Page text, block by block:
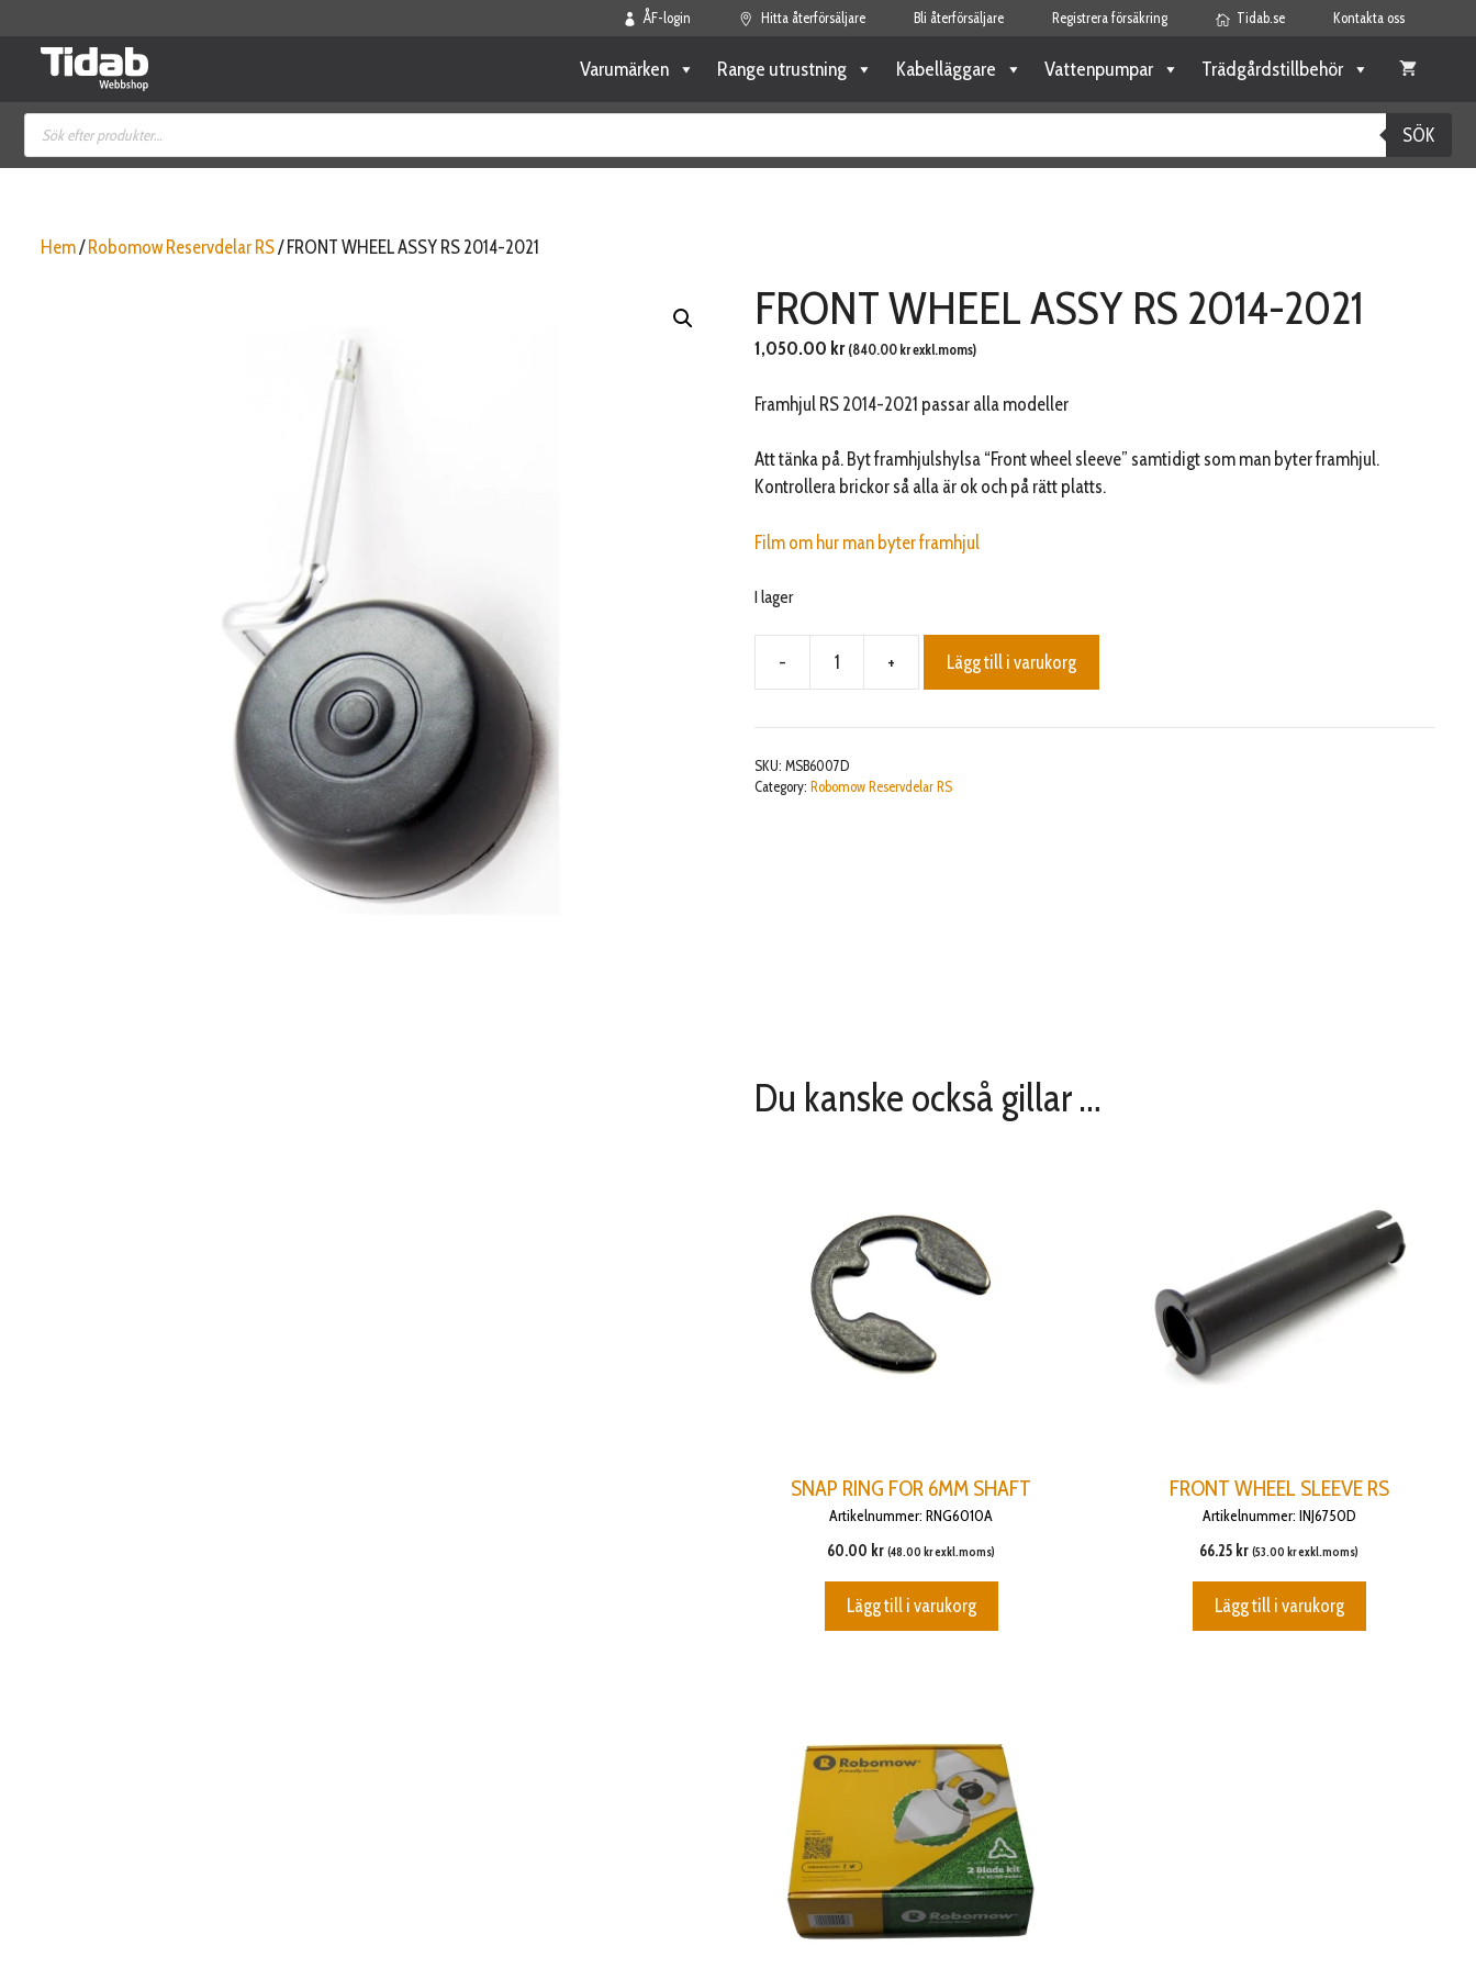
ÅF-login Hitta återförsäljare Bli återförsäljare Registrera försäkring Tidab.se Kontakta oss
Varumärken Range utrustning Kabelläggare Vattenpumpar Trädgårdstillbehör
Produktsökning
SÖK
Hem/ Robomow Reservdelar RS/ FRONT WHEEL ASSY RS 2014-2021
FRONT WHEEL ASSY RS 2014-2021
1,050.00 kr (840.00 krexkl.moms)
Framhjul RS 2014-2021 passar alla modeller
Att tänka på. Byt framhjulshylsa “Front wheel sleeve” samtidigt som man byter framhjul.
Kontrollera brickor så alla är ok och på rätt platts.
Film om hur man byter framhjul
I lager
-
ASSY
RS
2014-
+ Lägg till i varukorg
SKU: MSB6007D
Category: Robomow Reservdelar RS
Du kanske också gillar …
SNAP RING FOR 6MM SHAFT
Artikelnummer: RNG6010A
60.00 kr (48.00 krexkl.moms)
Lägg till i varukorg
FRONT WHEEL SLEEVE RS
Artikelnummer: INJ6750D
66.25 kr (53.00 krexkl.moms)
Lägg till i varukorg